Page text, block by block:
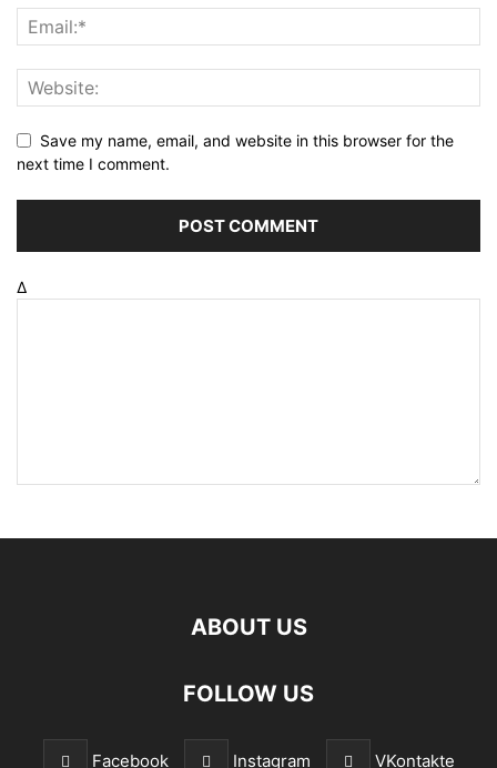
Save my name, email, and website in this browser for the
next time I comment.
Δ
ABOUT US
FOLLOW US
Facebook Instagram VKontakte